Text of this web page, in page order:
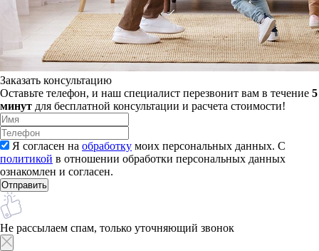
Заказать консультацию
Оставьте телефон, и наш специалист перезвонит вам в течение 5
минут для бесплатной консультации и расчета стоимости!
Я согласен на обработку моих персональных данных. С
политикой в отношении обработки персональных данных
ознакомлен и согласен.
Не рассылаем спам, только уточняющий звонок